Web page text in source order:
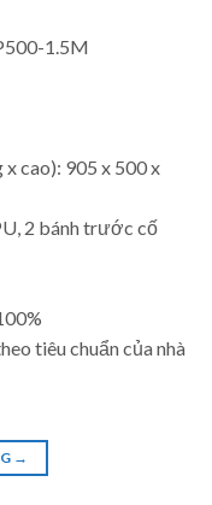
1.5M
cao): 905 x 500 x
2 bánh trước cố
tiêu chuẩn của nhà
→